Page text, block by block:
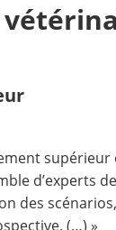
d’experts
des
(…) »